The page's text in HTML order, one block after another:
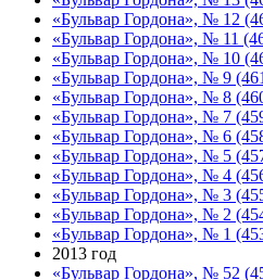
«Бульвар Гордона», № 12
«Бульвар Гордона», № 11
«Бульвар Гордона», № 10
«Бульвар Гордона», № 9
«Бульвар Гордона», № 8
«Бульвар Гордона», № 7
«Бульвар Гордона», № 6
«Бульвар Гордона», № 5
«Бульвар Гордона», № 4
«Бульвар Гордона», № 3
«Бульвар Гордона», № 2
«Бульвар Гордона», № 1
2013 год
«Бульвар Гордона», № 52